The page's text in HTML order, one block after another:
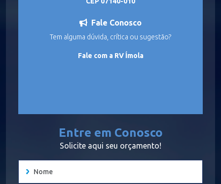
Fale Conosco
Tem alguma dúvida, crítica ou sugestão?
Fale com a RV Ímola
Entre em Conosco
Solicite aqui seu orçamento!